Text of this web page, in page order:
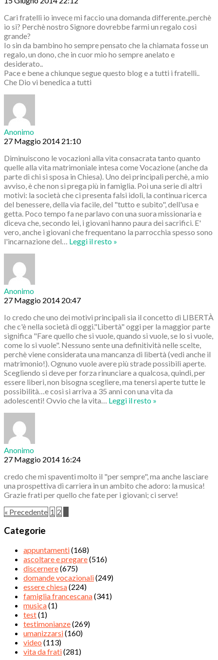
Cari fratelli io invece mi faccio una domanda differente..perchè
io si? Perchè nostro Signore dovrebbe farmi un regalo così
grande?
Io sin da bambino ho sempre pensato che la chiamata fosse un
regalo, un dono, che in cuor mio ho sempre anelato e
desiderato..
Pace e bene a chiunque segue questo blog e a tutti i fratelli..
Che Dio vi benedica a tutti
Anonimo
27 Maggio 2014 21:10
Diminuiscono le vocazioni alla vita consacrata tanto quanto
quelle alla vita matrimoniale intesa come Vocazione (anche da
parte di chi si sposa in Chiesa). Uno dei principali perchè, a mio
avviso, è che non si prega più in famiglia. Poi una serie di altri
motivi: la società che ci presenta falsi idoli, la continua ricerca
del benessere, della via facile, del "tutto e subito", dell'usa e
getta. Poco tempo fa ne parlavo con una suora missionaria e
diceva che, secondo lei, i giovani hanno paura dei sacrifici. E'
vero, anche i giovani che frequentano la parrocchia spesso sono
l'incarnazione del
Leggi il resto »
Anonimo
27 Maggio 2014 20:47
Io credo che uno dei motivi principali sia il concetto di LIBERTÀ
che c'è nella società di oggi."Libertà" oggi per la maggior parte
significa "Fare quello che si vuole, quando si vuole, se lo si vuole,
come lo si vuole". Nessuno sente una definitività nelle scelte,
perchè viene considerata una mancanza di libertà (vedi anche il
matrimonio!). Ognuno vuole avere più strade possibili aperte.
Scegliendo si deve per forza rinunciare a qualcosa, quindi, per
essere liberi, non bisogna scegliere, ma tenersi aperte tutte le
possibilità…e così si arriva a 35 anni con una vita da
adolescenti! Ovvio che la vita
Leggi il resto »
Anonimo
27 Maggio 2014 16:24
credo che mi spaventi molto il "per sempre", ma anche lasciare
una prospettiva di carriera in un ambito che adoro: la musica!
Grazie frati per quello che fate per i giovani; ci serve!
« Precedente 1 2
Categorie
appuntamenti(168)
ascoltare e pregare(516)
discernere(675)
domande vocazionali(249)
essere chiesa(224)
famiglia francescana(341)
musica(1)
test(1)
testimonianze(269)
umanizzarsi(160)
video (113)
vita da frati(281)